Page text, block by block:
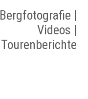
Bergfotografie |
Videos |
Tourenberichte